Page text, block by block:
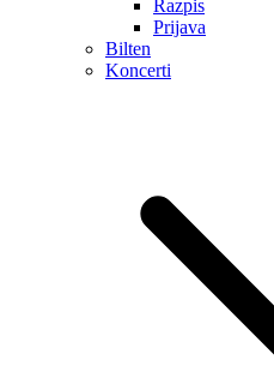
Razpis
Prijava
Bilten
Koncerti